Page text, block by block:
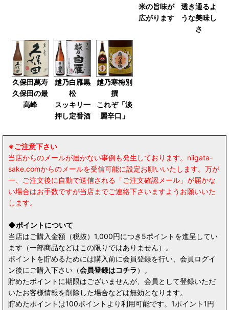
米の旨味が
広がります
透き通るよ
うな美味し
さ
久保田萬寿
久保田の最
高峰
越乃白雁黒
松
スッキリ一
押し定番酒
越乃寒梅別
撰
これぞ「淡
麗辛口」
※ご注意下さい
当店からのメールが届かない事例も発生しております。niigata-
sake.comからのメールを受信可能に設定お願いいたします。万が
一、ご注文後に自動で送信される「ご注文確認メール」が届かな
い場合はお手数ですが当店までご連絡下さいますようお願いいた
します。
◆ポイントについて
当店はご購入金額（税抜）1,000円につき5ポイントを進呈してい
ます（一部商品などはこの限りではありません）。
ポイントを貯めるためには購入前に会員登録を行い、会員ログイ
ン後にご購入下さい（会員登録はコチラ ）。
貯めたポイントに期限はございませんが、会員として登録いただ
いたお客様情報を削除した場合などは無効となります。
貯めたポイントは100ポイントより利用可能です。1ポイント1円